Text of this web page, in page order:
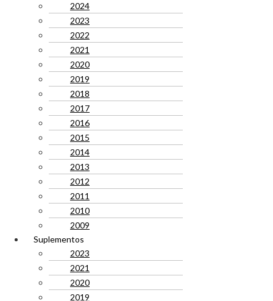
2024
2023
2022
2021
2020
2019
2018
2017
2016
2015
2014
2013
2012
2011
2010
2009
Suplementos
2023
2021
2020
2019